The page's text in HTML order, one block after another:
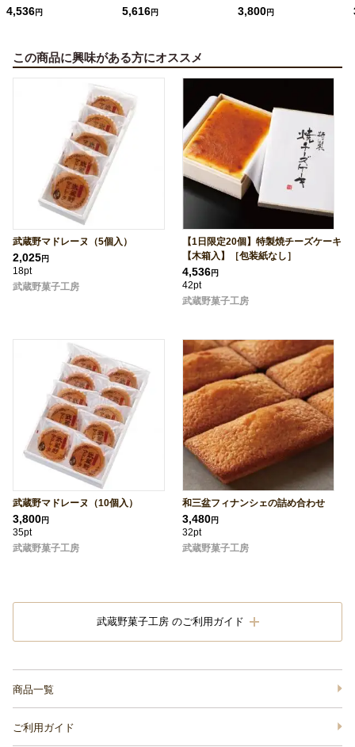
4,536円 5,616円 3,800円
この商品に興味がある方にオススメ
武蔵野マドレーヌ（5個入）
2,025円
18pt
武蔵野菓子工房
【1日限定20個】特製焼チーズケーキ
【木箱入】［包装紙なし］
4,536円
42pt
武蔵野菓子工房
武蔵野マドレーヌ（10個入）
3,800円
35pt
武蔵野菓子工房
和三盆フィナンシェの詰め合わせ
3,480円
32pt
武蔵野菓子工房
武蔵野菓子工房 のご利用ガイド
商品一覧
ご利用ガイド